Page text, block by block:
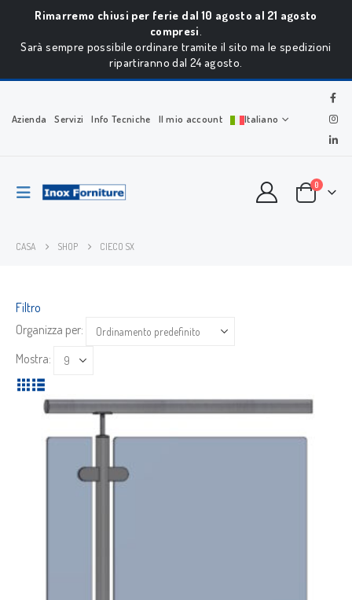
Rimarremo chiusi per ferie dal 10 agosto al 21 agosto
compresi.
Sarà sempre possibile ordinare tramite il sito ma le spedizioni
ripartiranno dal 24 agosto.
Azienda Servizi Info Tecniche Il mio account Italiano
0
CASA SHOP CIECO SX
Filtro
Organizza per:
Mostra: